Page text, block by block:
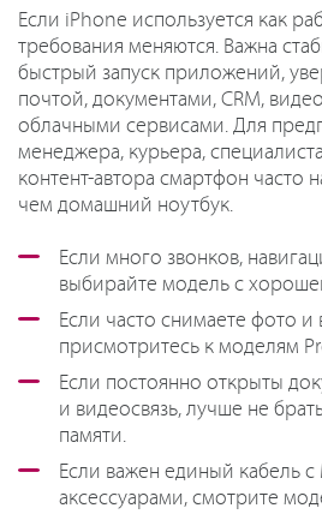
Если iPhone используется как
требования меняются. Важна
быстрый запуск приложений,
почтой, документами, CRM,
облачными сервисами. Для
менеджера, курьера,
контент-автора смартфон часто
чем домашний ноутбук.
Если много звонков,
выбирайте модель с
Если часто снимаете фото
присмотритесь к моделям
Если постоянно открыты
и видеосвязь, лучше не
памяти.
Если важен единый кабель с
аксессуарами, смотрите